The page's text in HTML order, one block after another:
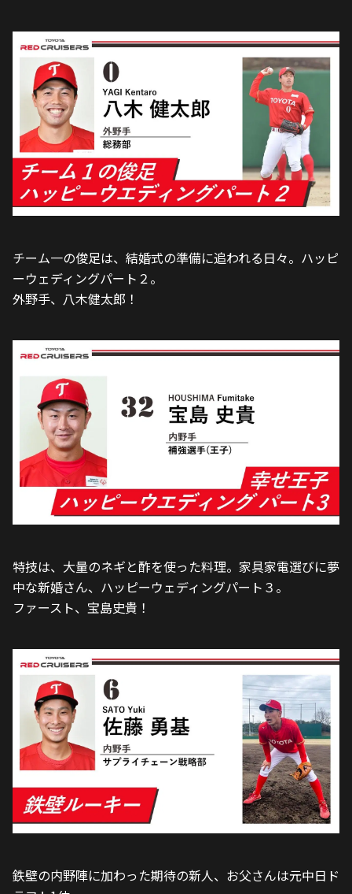
チーム一の俊足は、結婚式の準備に追われる日々。ハッピ
ーウェディングパート２。
外野手、八木健太郎！
特技は、大量のネギと酢を使った料理。家具家電選びに夢
中な新婚さん、ハッピーウェディングパート３。
ファースト、宝島史貴！
鉄壁の内野陣に加わった期待の新人、お父さんは元中日ド